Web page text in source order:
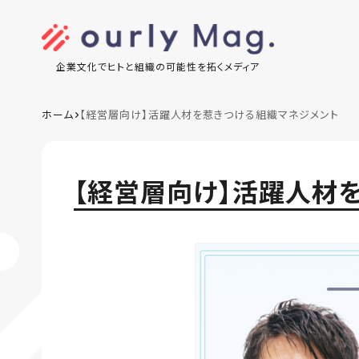
企業文化でヒトと組織の可能性を拓くメディア
ホーム 【経営層向け】活躍人材を惹きつける組織マネジメント
【経営層向け】活躍人